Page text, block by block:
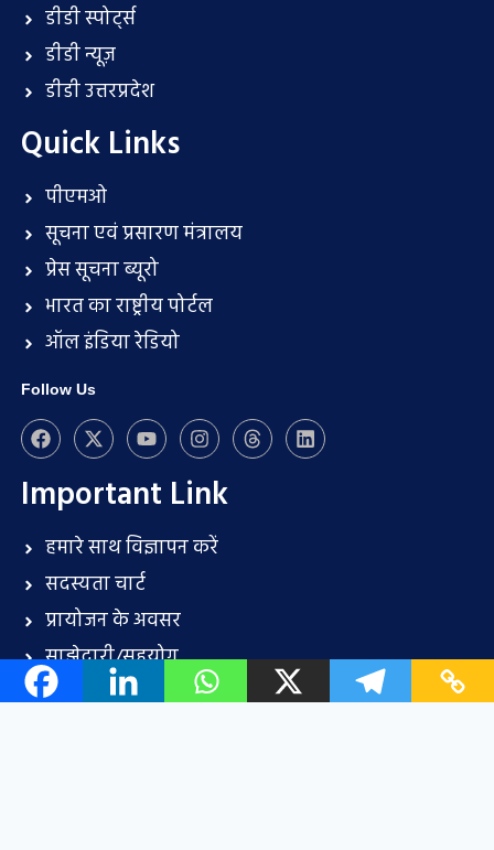
डीडी स्पोर्ट्स
डीडी न्यूज़
डीडी उत्तरप्रदेश
Quick Links
पीएमओ
सूचना एवं प्रसारण मंत्रालय
प्रेस सूचना ब्यूरो
भारत का राष्ट्रीय पोर्टल
ऑल इंडिया रेडियो
Follow Us
Important Link
हमारे साथ विज्ञापन करें
सदस्यता चार्ट
प्रायोजन के अवसर
साझेदारी/सहयोग
प्रेस विज्ञप्ति प्रस्तुति (भुगतान पीआर प्रकाशन सेवा)